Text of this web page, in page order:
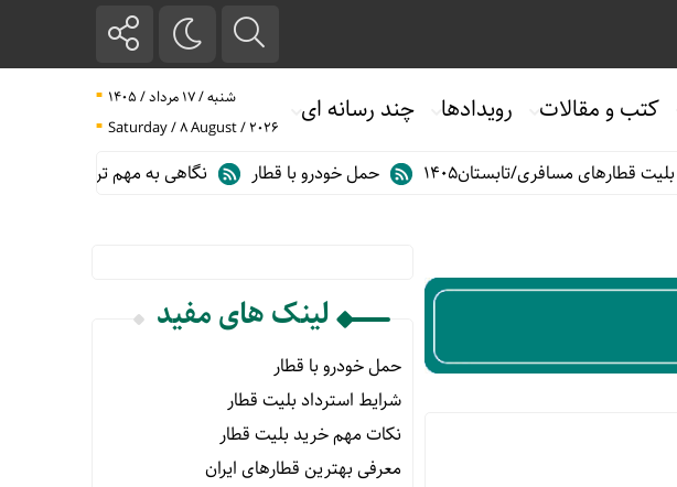
کتب و مقالات رویدادها چند رسانه ای
شنبه / ۱۷ مرداد / ۱۴۰۵
Saturday / 8 August / 2026
مسافری/تابستان۱۴۰۵ حمل خودرو با قطار نگاهی به مهم ترین آمارهای حمل و نقل
لینک های مفید
حمل خودرو با قطار
شرایط استرداد بلیت قطار
نکات مهم خرید بلیت قطار
معرفی بهترین قطارهای ایران